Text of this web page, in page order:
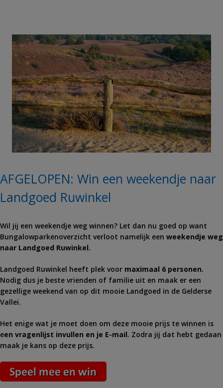
AFGELOPEN: Win een weekendje naar
Landgoed Ruwinkel
Wil jij een weekendje weg winnen? Let dan nu goed op want
Bungalowparkenoverzicht verloot namelijk een weekendje weg
naar Landgoed Ruwinkel.
Landgoed Ruwinkel heeft plek voor maximaal 6 personen.
Nodig dus je beste vrienden of familie uit en maak er een
gezellige weekend van op dit mooie Landgoed in de Gelderse
Vallei.
Het enige wat je moet doen om deze mooie prijs te winnen is
een vragenlijst invullen en je E-mail. Zodra jij dat hebt gedaan
maak je kans op deze prijs.